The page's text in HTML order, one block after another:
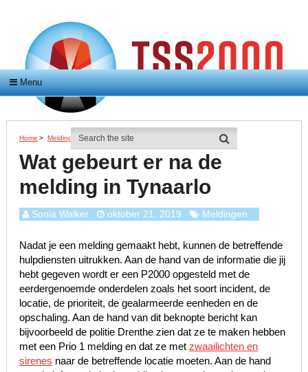
Menu
Home > Meldingen > Wat Gebeurt Er Na De Melding In Tynaarlo
Wat gebeurt er na de
melding in Tynaarlo
Sonia Walker oktober 21, 2019 Meldingen
Nadat je een melding gemaakt hebt, kunnen de betreffende
hulpdiensten uitrukken. Aan de hand van de informatie die jij
hebt gegeven wordt er een P2000 opgesteld met de
eerdergenoemde onderdelen zoals het soort incident, de
locatie, de prioriteit, de gealarmeerde eenheden en de
opschaling. Aan de hand van dit beknopte bericht kan
bijvoorbeeld de politie Drenthe zien dat ze te maken hebben
met een Prio 1 melding en dat ze met zwaailichten en
sirenes naar de betreffende locatie moeten. Aan de hand